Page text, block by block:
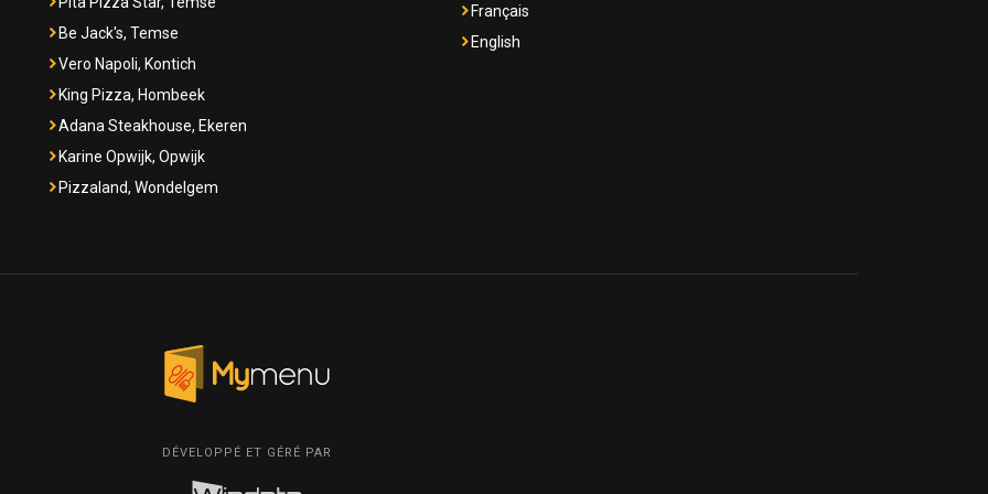
Be Jack's, Temse
Vero Napoli, Kontich
King Pizza, Hombeek
Adana Steakhouse, Ekeren
Karine Opwijk, Opwijk
Pizzaland, Wondelgem
Français
English
DÉVELOPPÉ ET GÉRÉ PAR